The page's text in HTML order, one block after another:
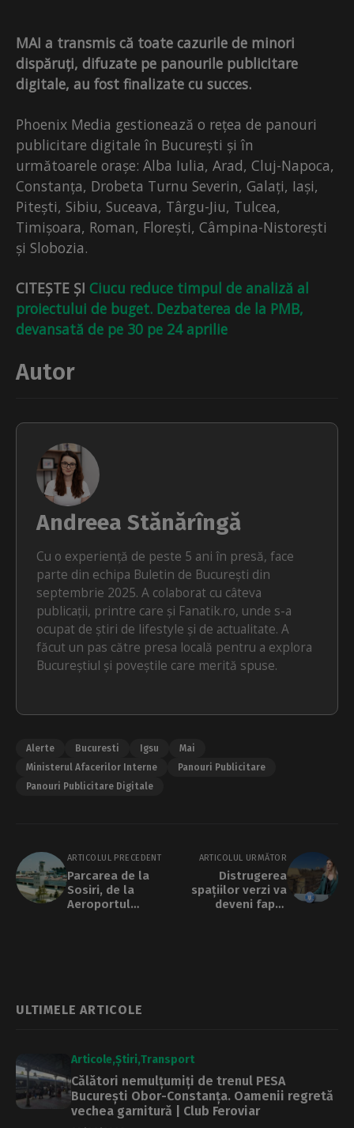
MAI a transmis că toate cazurile de minori
dispăruți, difuzate pe panourile publicitare
digitale, au fost finalizate cu succes.
Phoenix Media gestionează o rețea de panouri
publicitare digitale în București și în
următoarele orașe: Alba Iulia, Arad, Cluj-Napoca,
Constanța, Drobeta Turnu Severin, Galați, Iași,
Pitești, Sibiu, Suceava, Târgu-Jiu, Tulcea,
Timișoara, Roman, Florești, Câmpina-Nistorești
și Slobozia.
CITEȘTE ȘI Ciucu reduce timpul de analiză al
proiectului de buget. Dezbaterea de la PMB,
devansată de pe 30 pe 24 aprilie
Autor
Andreea Stănărîngă
Cu o experiență de peste 5 ani în presă, face
parte din echipa Buletin de București din
septembrie 2025. A colaborat cu câteva
publicații, printre care și Fanatik.ro, unde s-a
ocupat de știri de lifestyle și de actualitate. A
făcut un pas către presa locală pentru a explora
Bucureștiul și poveștile care merită spuse.
Alerte Bucuresti Igsu
Mai
Ministerul Afacerilor Interne
Panouri Publicitare
Panouri Publicitare Digitale
ARTICOLUL PRECEDENT
Parcarea de la
Sosiri, de la
Aeroportul
ARTICOLUL URMĂTOR
Distrugerea
spațiilor verzi va
deveni faptă
ULTIMELE ARTICOLE
Articole Știri Transport
Călători nemulțumiți de trenul PESA
București Obor-Constanța. Oamenii regretă
vechea garnitură | Club Feroviar